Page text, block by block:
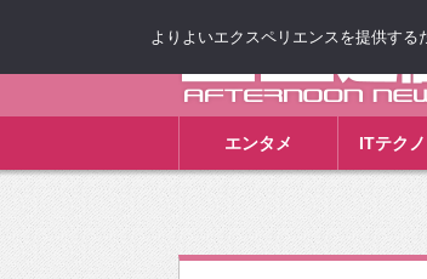
エンタメ ITテク
よりよいエクスペリエンスを提供す